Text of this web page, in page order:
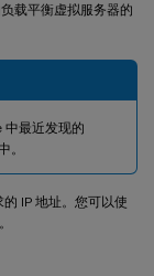
载平衡虚拟服务器的
最近发现的
。
IP 地址。您可以使